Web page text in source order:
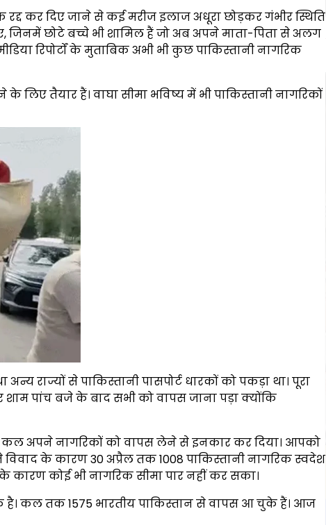
कर दिए जाने से कई मरीज इलाज अधूरा छोड़कर गंभीर स्थिति
जिनमें छोटे बच्चे भी शामिल हैं जो अब अपने माता-पिता से अलग
रिपोर्टों के मुताबिक अभी भी कुछ पाकिस्तानी नागरिक
तैयार हैं। वाघा सीमा भविष्य में भी पाकिस्तानी नागरिकों
से पाकिस्तानी पासपोर्ट धारकों को पकड़ा था। पूरा
पांच बजे के बाद सभी को वापस जाना पड़ा क्योंकि
ने कल अपने नागरिकों को वापस लेने से इनकार कर दिया। आपको
के कारण 30 अप्रैल तक 1008 पाकिस्तानी नागरिक स्वदेश
कोई भी नागरिक सीमा पार नहीं कर सका।
कल तक 1575 भारतीय पाकिस्तान से वापस आ चुके हैं। आज